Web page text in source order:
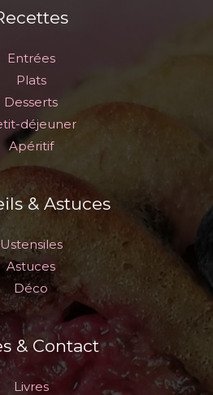
Entrées
Plats
Desserts
déjeuner
Apéritif
& Astuces
Ustensiles
Astuces
Déco
& Contact
Livres